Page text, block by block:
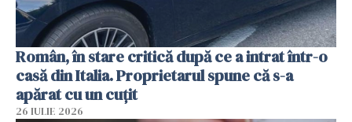
Român, în stare critică după ce a intrat într-o
casă din Italia. Proprietarul spune că s-a
apărat cu un cuțit
26 IULIE 2026